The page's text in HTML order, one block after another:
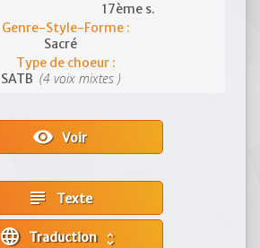
17ème s.
Genre-Style-Forme :
Sacré
Type de choeur :
SATB (4 voix mixtes )
visibilityVoir
subject Texte
language unfold_more